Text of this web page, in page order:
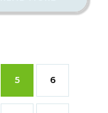
5 6